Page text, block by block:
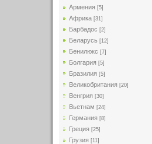
Армения [5]
Африка [31]
Барбадос [2]
Беларусь [12]
Бенилюкс [7]
Болгария [5]
Бразилия [5]
Великобритания [20]
Венгрия [30]
Вьетнам [24]
Германия [8]
Греция [25]
Грузия [11]